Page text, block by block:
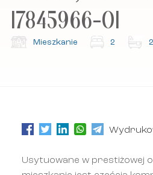
Zapisz się do naszego
Zapisz się do naszego
17845966-01
Mieszkanie 2 2
Usytuowane w prestiżowej